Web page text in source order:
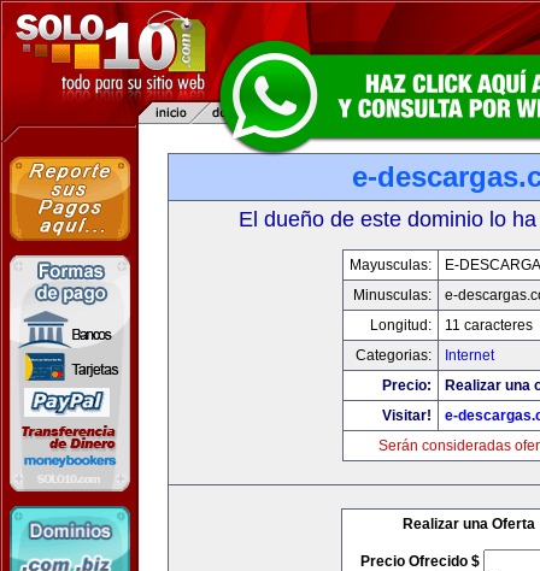
e-
El dueño de este dominio lo
Mayusculas:
E-
Minusculas:
e-
Longitud:
11 caracteres
Categorias:
Internet
Precio:
Realizar una
Visitar!
e-
Serán consideradas
Realizar una Oferta
Precio Ofrecido $